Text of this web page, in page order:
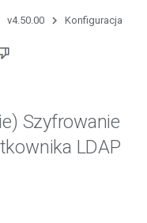
v4.50.00 Konfiguracja
Szyfrowanie
LDAP